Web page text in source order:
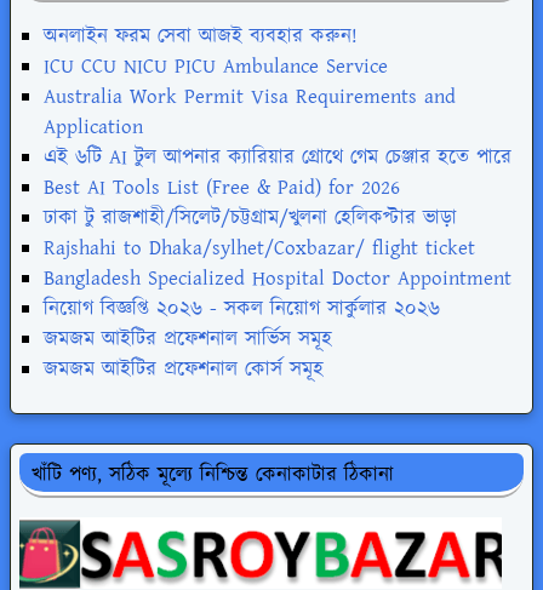
অনলাইন ফরম সেবা আজই ব্যবহার করুন!
ICU CCU NICU PICU Ambulance Service
Australia Work Permit Visa Requirements and
Application
এই ৬টি AI টুল আপনার ক্যারিয়ার গ্রোথে গেম চেঞ্জার হতে পারে
Best AI Tools List (Free & Paid) for 2026
ঢাকা টু রাজশাহী/সিলেট/চট্টগ্রাম/খুলনা হেলিকপ্টার ভাড়া
Rajshahi to Dhaka/sylhet/Coxbazar/ flight ticket
Bangladesh Specialized Hospital Doctor Appointment
নিয়োগ বিজ্ঞপ্তি ২০২৬ - সকল নিয়োগ সার্কুলার ২০২৬
জমজম আইটির প্রফেশনাল সার্ভিস সমূহ
জমজম আইটির প্রফেশনাল কোর্স সমূহ
খাঁটি পণ্য, সঠিক মূল্যে নিশ্চিন্ত কেনাকাটার ঠিকানা